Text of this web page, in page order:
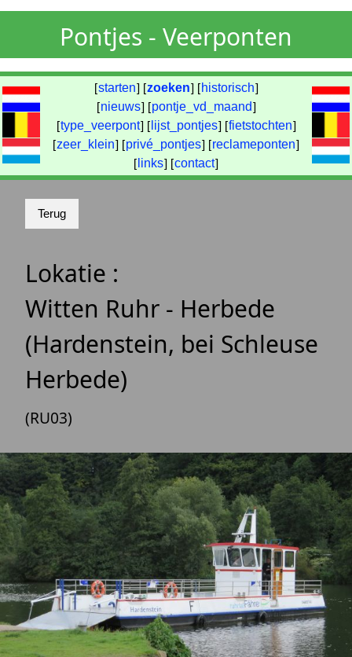
Pontjes - Veerponten
[starten] [zoeken] [ historisch]
[nieuws] [pontje_vd_maand]
[type_veerpont] [ lijst_pontjes] [fietstochten]
[zeer_klein] [privé_pontjes] [reclameponten]
[ links] [contact]
Lokatie :
Witten Ruhr - Herbede
(Hardenstein, bei Schleuse
Herbede)
(RU03)